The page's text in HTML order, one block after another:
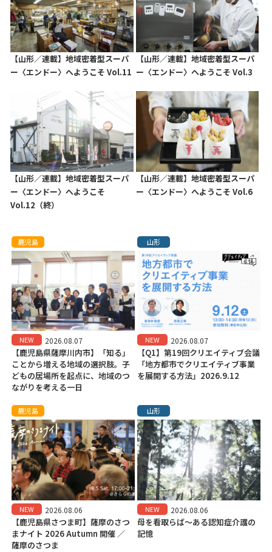
【山形／連載】地域密着型スーパ
ー〈エンドー〉へようこそ Vol.11
【山形／連載】地域密着型スーパ
ー〈エンドー〉へようこそ Vol.3
【山形／連載】地域密着型スーパ
ー〈エンドー〉へようこそ
Vol.12（終）
【山形／連載】地域密着型スーパ
ー〈エンドー〉へようこそ Vol.6
鹿児島
NEW 2026.08.07
【鹿児島県薩摩川内市】「知る」
ことから増える地域の選択肢。子
どもの居場所を起点に、地域のつ
ながりを考える一日
山形
NEW 2026.08.07
【Q1】第19回クリエイティブ会議
「地方都市でクリエイティブ事業
を展開する方法」2026.9.12
鹿児島
NEW 2026.08.06
【鹿児島県さつま町】薩摩のさつ
まナイト 2026 Autumn 開催 ／
薩摩のさつま
山形
NEW 2026.08.06
母を看取らば～ある認知症介護の
記憶